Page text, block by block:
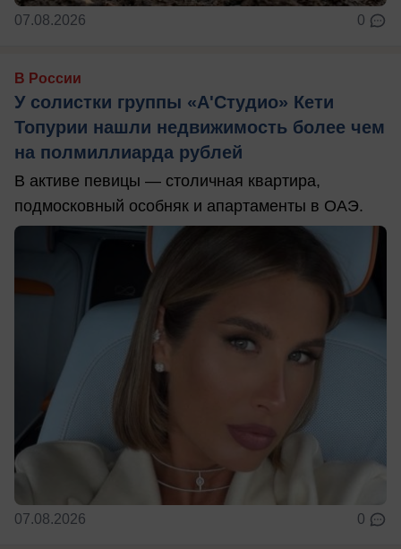
07.08.2026 0
В России
У солистки группы «А'Студио» Кети
Топурии нашли недвижимость более чем
на полмиллиарда рублей
В активе певицы — столичная квартира,
подмосковный особняк и апартаменты в ОАЭ.
07.08.2026 0